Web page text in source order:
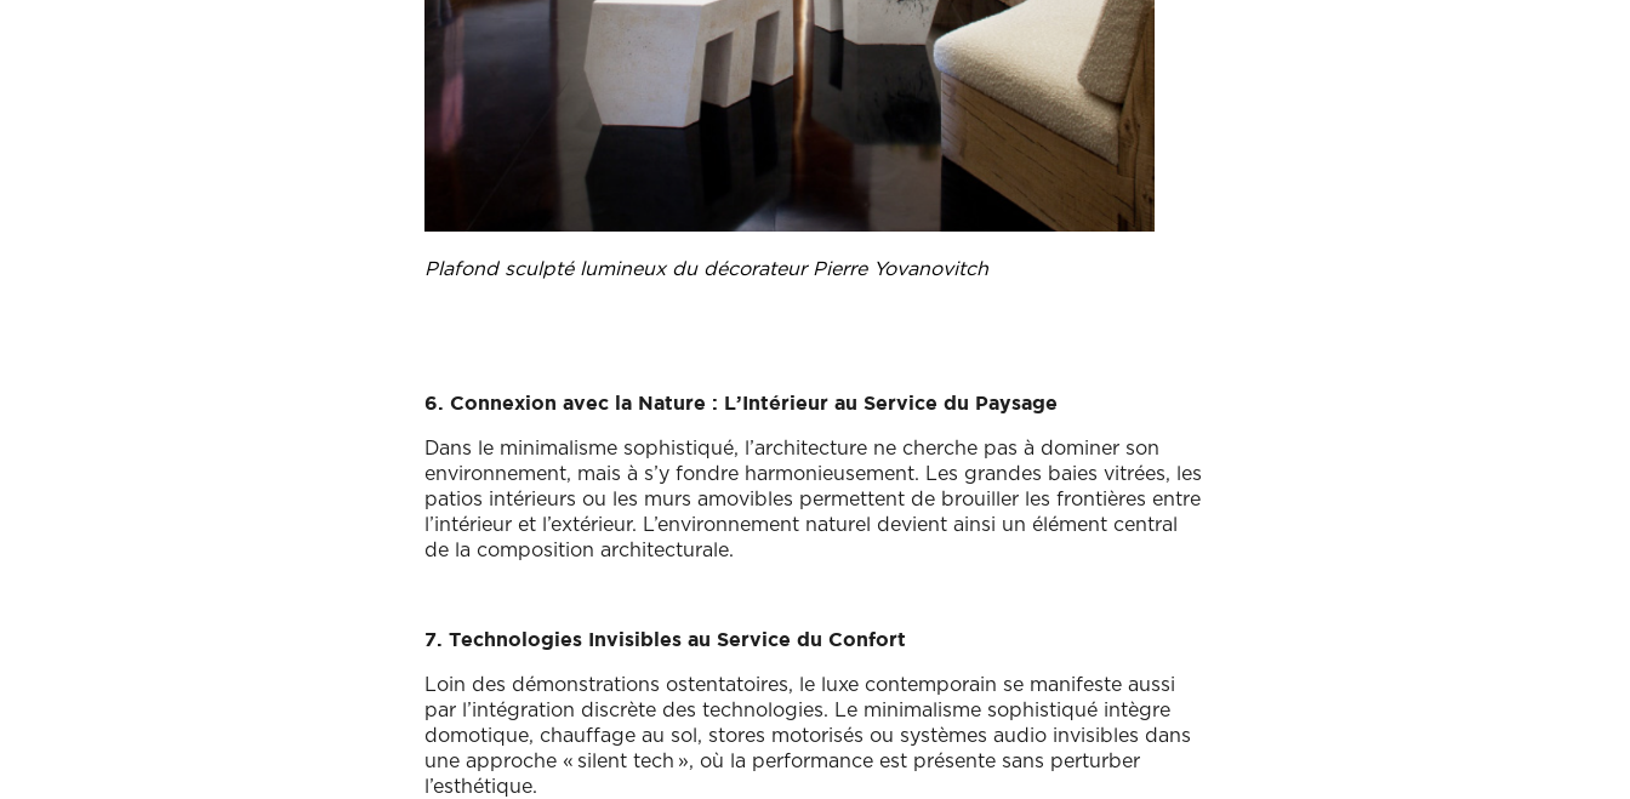
Plafond sculpté lumineux du décorateur Pierre Yovanovitch
6. Connexion avec la Nature : L’Intérieur au Service du Paysage
Dans le minimalisme sophistiqué, l’architecture ne cherche pas à dominer son
environnement, mais à s’y fondre harmonieusement. Les grandes baies vitrées, les
patios intérieurs ou les murs amovibles permettent de brouiller les frontières entre
l’intérieur et l’extérieur. L’environnement naturel devient ainsi un élément central
de la composition architecturale.
7. Technologies Invisibles au Service du Confort
Loin des démonstrations ostentatoires, le luxe contemporain se manifeste aussi
par l’intégration discrète des technologies. Le minimalisme sophistiqué intègre
domotique, chauffage au sol, stores motorisés ou systèmes audio invisibles dans
une approche « silent tech », où la performance est présente sans perturber
l’esthétique.